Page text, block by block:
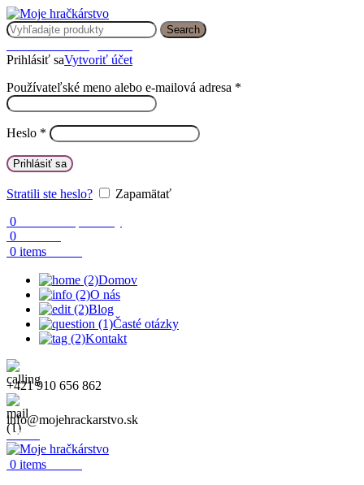
Search
Prihlásiť saVytvoriť účet
Používateľské meno alebo e-mailová adresa *
Heslo *
Prihlásiť sa
Stratili ste heslo?
Zapamätať
0
0
0 items
Domov
O nás
Blog
Časté otázky
Kontakt
+421 910 656 862
info@mojehrackarstvo.sk
Menu
0 items